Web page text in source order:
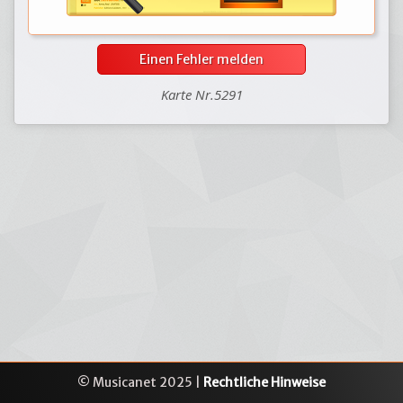
Einen Fehler melden
Karte Nr.5291
© Musicanet 2025 | Rechtliche Hinweise